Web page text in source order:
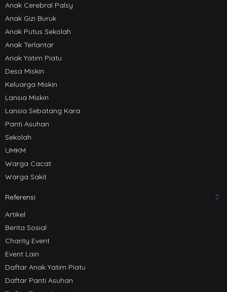
Anak Cerebral Palsy
Anak Gizi Buruk
Anak Putus Sekolah
Anak Terlantar
Anak Yatim Piatu
Desa Miskin
Keluarga Miskin
Lansia Miskin
Lansia Sebatang Kara
Panti Asuhan
Sekolah
UMKM
Warga Cacat
Warga Sakit
Referensi
Artikel
Berita Sosial
Charity Event
Event Lain
Daftar Anak Yatim Piatu
Daftar Panti Asuhan